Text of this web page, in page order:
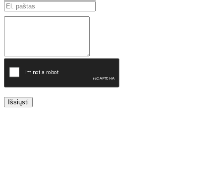
Išsiųsti